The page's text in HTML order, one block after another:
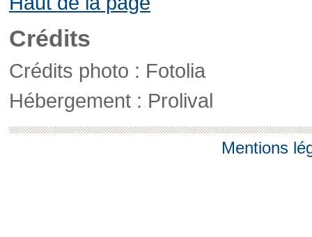
Crédits
Crédits photo : Fotolia
Hébergement : Prolival
Mentions